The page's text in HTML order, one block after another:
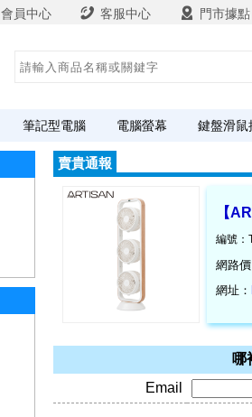
會員中心 客服中心 門市據點
筆記型電腦 電腦螢幕 鍵盤滑鼠
賣貴通報
【
編號：
網路價
網址：
哪
Email